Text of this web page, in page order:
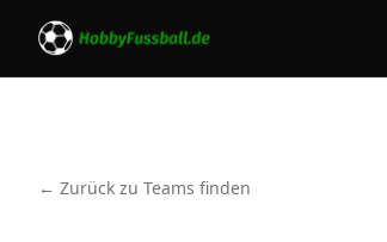
← Zurück zu Teams finden